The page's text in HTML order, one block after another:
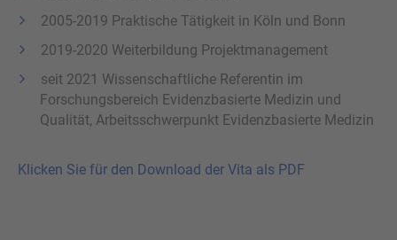
2005-2019 Praktische Tätigkeit in Köln und Bonn
2019-2020 Weiterbildung Projektmanagement
seit 2021 Wissenschaftliche Referentin im
Forschungsbereich Evidenzbasierte Medizin und
Qualität, Arbeitsschwerpunkt Evidenzbasierte Medizin
Klicken Sie für den Download der Vita als PDF